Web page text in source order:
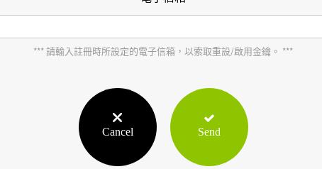
*** 請輸入註冊時所設定的電子信箱，以索取重設/啟用金鑰。 ***
Cancel Send